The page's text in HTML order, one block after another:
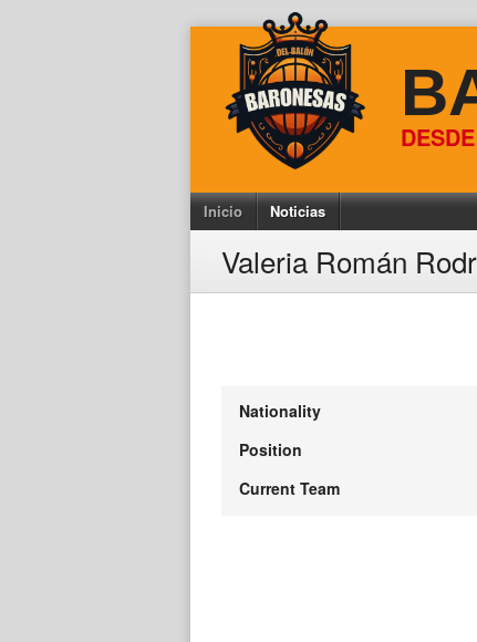
Inicio Noticias
Valeria Román
Nationality
Position
Current Team